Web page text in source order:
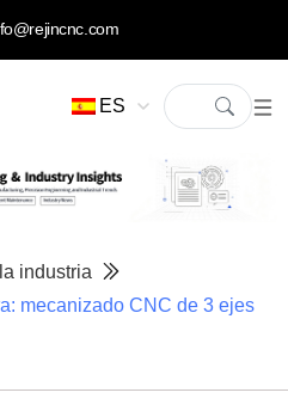
ES
industria
mecanizado CNC de 3 ejes